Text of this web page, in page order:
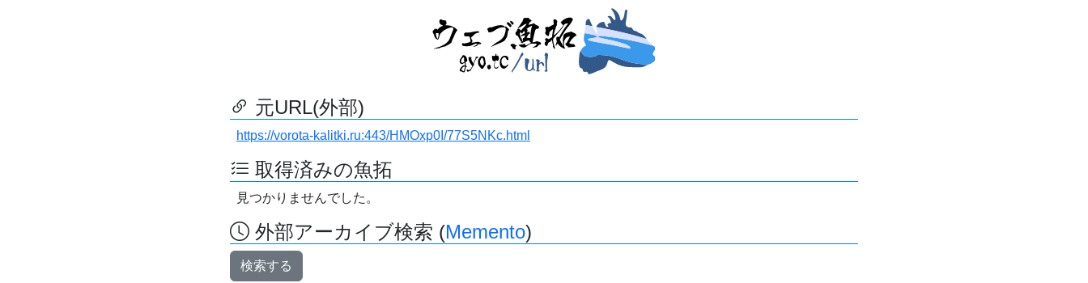
元URL(外部)
https://vorota-kalitki.ru:443/HMOxp0I/77S5NKc.html
取得済みの魚拓
見つかりませんでした。
外部アーカイブ検索 (Memento)
検索する